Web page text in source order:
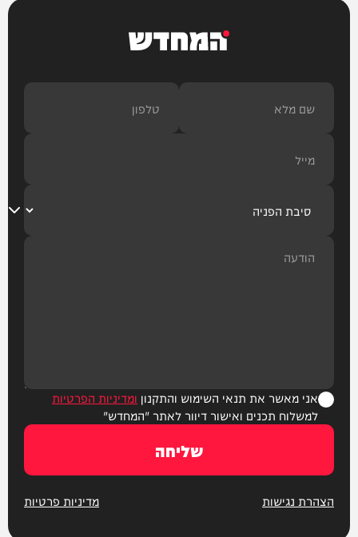
המחדש
אני מאשר את תנאי השימוש והתקנון ומדיניות הפרטיות
למשלוח תכנים ואישור דיוור לאתר "המחדש"
שליחה
הצהרת נגישות מדיניות פרטיות